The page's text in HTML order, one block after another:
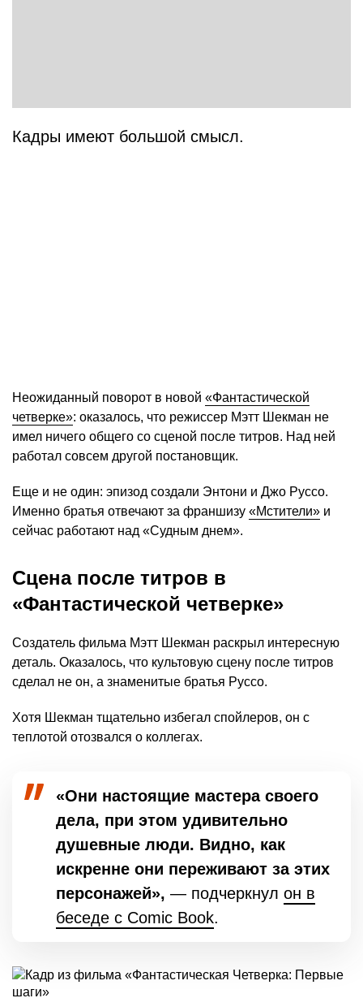
Кадры имеют большой смысл.
Неожиданный поворот в новой «Фантастической
четверке»: оказалось, что режиссер Мэтт Шекман не
имел ничего общего со сценой после титров. Над ней
работал совсем другой постановщик.
Еще и не один: эпизод создали Энтони и Джо Руссо.
Именно братья отвечают за франшизу «Мстители» и
сейчас работают над «Судным днем».
Сцена после титров в
«Фантастической четверке»
Создатель фильма Мэтт Шекман раскрыл интересную
деталь. Оказалось, что культовую сцену после титров
сделал не он, а знаменитые братья Руссо.
Хотя Шекман тщательно избегал спойлеров, он с
теплотой отозвался о коллегах.
«Они настоящие мастера своего
дела, при этом удивительно
душевные люди. Видно, как
искренне они переживают за этих
персонажей», — подчеркнул он в
беседе с Comic Book.